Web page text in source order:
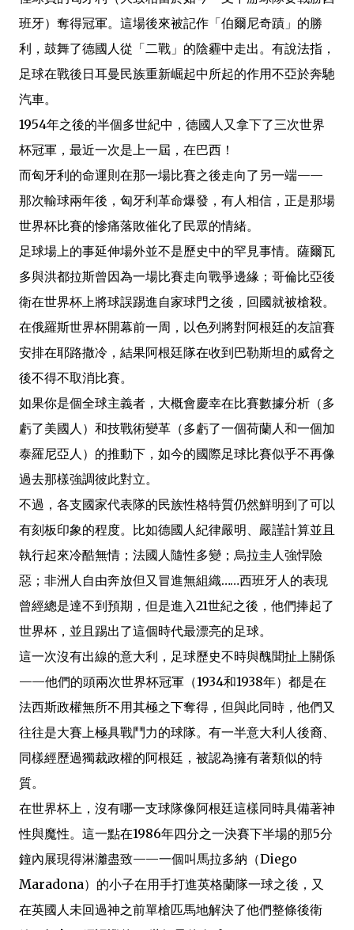
班牙）奪得冠軍。這場後來被記作「伯爾尼奇蹟」的勝
利，鼓舞了德國人從「二戰」的陰霾中走出。有說法指，
足球在戰後日耳曼民族重新崛起中所起的作用不亞於奔馳
汽車。
1954年之後的半個多世紀中，德國人又拿下了三次世界
杯冠軍，最近一次是上一屆，在巴西！
而匈牙利的命運則在那一場比賽之後走向了另一端——
那次輸球兩年後，匈牙利革命爆發，有人相信，正是那場
世界杯比賽的慘痛落敗催化了民眾的情緒。
足球場上的事延伸場外並不是歷史中的罕見事情。薩爾瓦
多與洪都拉斯曾因為一場比賽走向戰爭邊緣；哥倫比亞後
衛在世界杯上將球誤踢進自家球門之後，回國就被槍殺。
在俄羅斯世界杯開幕前一周，以色列將對阿根廷的友誼賽
安排在耶路撒冷，結果阿根廷隊在收到巴勒斯坦的威脅之
後不得不取消比賽。
如果你是個全球主義者，大概會慶幸在比賽數據分析（多
虧了美國人）和技戰術變革（多虧了一個荷蘭人和一個加
泰羅尼亞人）的推動下，如今的國際足球比賽似乎不再像
過去那樣強調彼此對立。
不過，各支國家代表隊的民族性格特質仍然鮮明到了可以
有刻板印象的程度。比如德國人紀律嚴明、嚴謹計算並且
執行起來冷酷無情；法國人隨性多變；烏拉圭人強悍險
惡；非洲人自由奔放但又冒進無組織……西班牙人的表現
曾經總是達不到預期，但是進入21世紀之後，他們捧起了
世界杯，並且踢出了這個時代最漂亮的足球。
這一次沒有出線的意大利，足球歷史不時與醜聞扯上關係
——他們的頭兩次世界杯冠軍（1934和1938年）都是在
法西斯政權無所不用其極之下奪得，但與此同時，他們又
往往是大賽上極具戰鬥力的球隊。有一半意大利人後裔、
同樣經歷過獨裁政權的阿根廷，被認為擁有著類似的特
質。
在世界杯上，沒有哪一支球隊像阿根廷這樣同時具備著神
性與魔性。這一點在1986年四分之一決賽下半場的那5分
鐘內展現得淋灕盡致——一個叫馬拉多納（Diego
Maradona）的小子在用手打進英格蘭隊一球之後，又
在英國人未回過神之前單槍匹馬地解決了他們整條後衛